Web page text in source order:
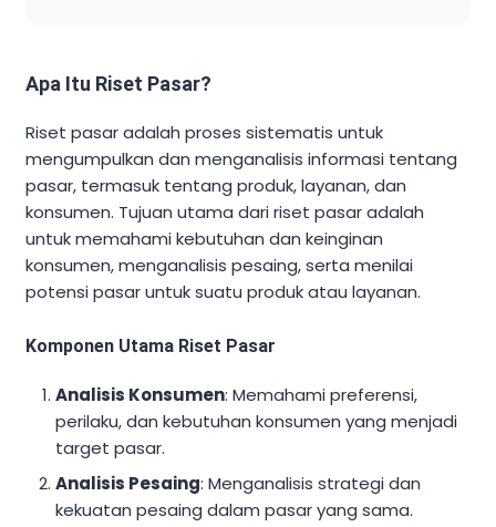
Apa Itu Riset Pasar?
Riset pasar adalah proses sistematis untuk
mengumpulkan dan menganalisis informasi tentang
pasar, termasuk tentang produk, layanan, dan
konsumen. Tujuan utama dari riset pasar adalah
untuk memahami kebutuhan dan keinginan
konsumen, menganalisis pesaing, serta menilai
potensi pasar untuk suatu produk atau layanan.
Komponen Utama Riset Pasar
Analisis Konsumen: Memahami preferensi,
perilaku, dan kebutuhan konsumen yang menjadi
target pasar.
Analisis Pesaing: Menganalisis strategi dan
kekuatan pesaing dalam pasar yang sama.